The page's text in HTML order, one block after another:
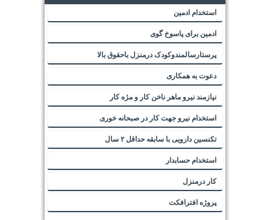
استخدام ادمین
ادمین برای پاسوخ گوی
پرستارسالمندوکودک درمنزل باحقوق بالا
دعوت به همکاری
نیازمند نیرو ماهر ناخن کار و مژه کار
استخدام نیرو جهت کار در صبحانه خوری
تکنسین دارویی با سابقه حداقل ۲ سال
استخدام حسابدار
کار درمنزل
پروژه افترافکت